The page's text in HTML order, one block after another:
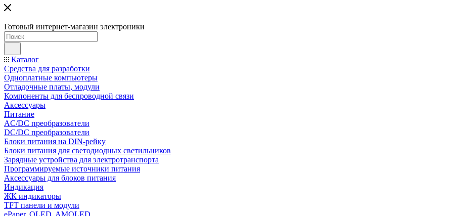
Готовый интернет-магазин электроники
Каталог
Средства для разработки
Одноплатные компьютеры
Отладочные платы, модули
Компоненты для беспроводной связи
Аксессуары
Питание
AC/DC преобразователи
DC/DC преобразователи
Блоки питания на DIN-рейку
Блоки питания для светодиодных светильников
Зарядные устройства для электротранспорта
Программируемые источники питания
Аксессуары для блоков питания
Индикация
ЖК индикаторы
TFT панели и модули
ePaper, OLED, AMOLED